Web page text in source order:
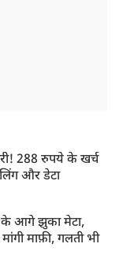
288 रुपये के खर्च
और डेटा
के आगे झुका मेटा,
माफ़ी, गलती भी